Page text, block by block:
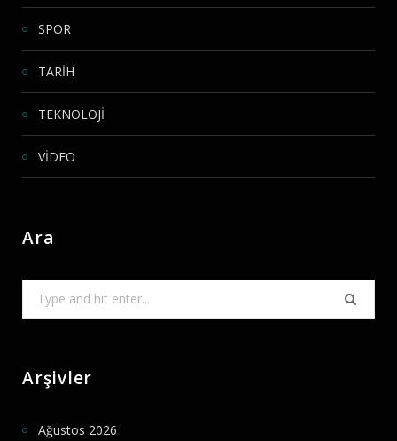
SPOR
TARİH
TEKNOLOJİ
VİDEO
Ara
Arşivler
Ağustos 2026